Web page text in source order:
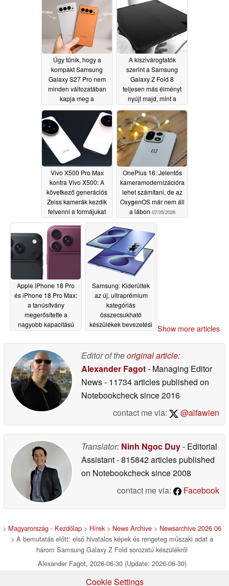
megrendezésre kerülő
„ Apple ” eseménybe
07/08/2026
07/07/2026
Úgy tűnik, hogy a
kompakt Samsung
Galaxy S27 Pro nem
minden változatában
kapja meg a
Gen 6 processzort
A kiszivárogtatók
szerint a Samsung
Galaxy Z Fold 8
teljesen más élményt
nyújt majd, mint a
07/06/2026
Vivo X500 Pro Max
kontra Vivo X500: A
következő generációs
Zeiss kamerák kezdik
felvenni a formájukat
OnePlus 16: Jelentős
kameramodernizációra
lehet számítani, de az
OxygenOS már nem áll
a lábon 07/05/2026
Apple iPhone 18 Pro
és iPhone 18 Pro Max:
a tanúsítvány
megerősítette a
nagyobb kapacitású
Samsung: Kiderültek
az új, ultraprémium
kategóriás
összecsukható
készülékek bevezetési
07/04/2026
Show more articles
Editor of theoriginal article:
Alexander Fagot- Managing Editor
News- 11734 articles published on
Notebookchecksince 2016
contact me via:
@alfawien
Translator: Ninh Ngoc Duy- Editorial
Assistant- 815842 articles published
on Notebookchecksince 2008
contact me via:
Facebook
> Magyarország - Kezdőlap > Hírek> News Archive > Newsarchive 2026 06
> A bemutatás előtt: első hivatalos képek és rengeteg műszaki adat a
három Samsung Galaxy Z Fold sorozatú készülékről
Alexander Fagot, 2026-06-30 (Update: 2026-06-30)
Cookie Settings